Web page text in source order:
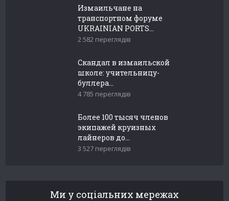
Измаильчане на
транспортном форуме
UKRAINIAN PORTS...
2 582 переглядів
Скандал в измаильской
школе: учительницу-
буллера...
4 785 переглядів
Более 100 тысяч членов
экипажей круизных
лайнеров до...
3 527 переглядів
Ми у соціальних мережах